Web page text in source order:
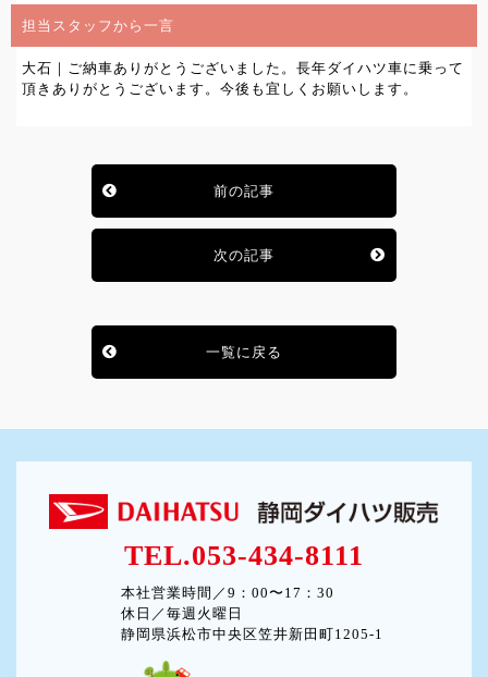
担当スタッフから一言
大石｜ご納車ありがとうございました。長年ダイハツ車に乗って
頂きありがとうございます。今後も宜しくお願いします。
前の記事
次の記事
一覧に戻る
TEL.053-434-8111
本社営業時間／9：00〜17：30
休日／毎週火曜日
静岡県浜松市中央区笠井新田町1205-1